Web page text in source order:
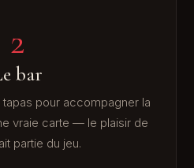
2
bar
pour accompagner la
vraie carte — le plaisir de
partie du jeu.